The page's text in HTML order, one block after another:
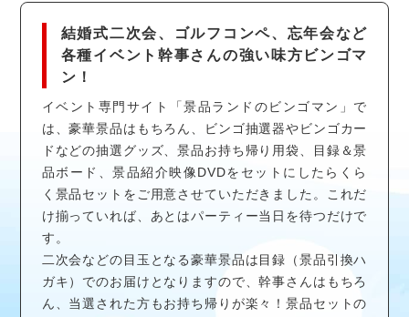
結婚式二次会、ゴルフコンペ、忘年会など
各種イベント幹事さんの強い味方ビンゴマ
ン！
イベント専門サイト「景品ランドのビンゴマン」で
は、豪華景品はもちろん、ビンゴ抽選器やビンゴカー
ドなどの抽選グッズ、景品お持ち帰り用袋、目録＆景
品ボード、景品紹介映像DVDをセットにしたらくら
く景品セットをご用意させていただきました。これだ
け揃っていれば、あとはパーティー当日を待つだけで
す。
二次会などの目玉となる豪華景品は目録（景品引換ハ
ガキ）でのお届けとなりますので、幹事さんはもちろ
ん、当選された方もお持ち帰りが楽々！景品セットの